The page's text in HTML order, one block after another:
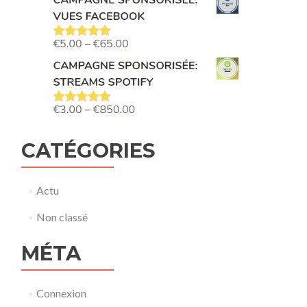
CATÉGORIES
Actu
Non classé
MÉTA
Connexion